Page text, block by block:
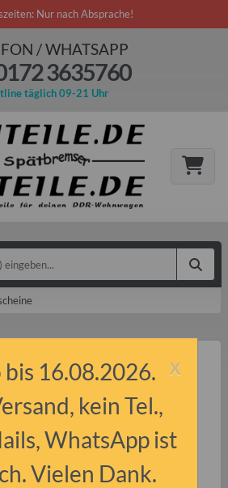
Nur nach Absprache!
/ WHATSAPP
3635760
täglich 09-21 Uhr
x
16.08.2026.
kein Tel.,
WhatsApp ist
Vielen Dank.